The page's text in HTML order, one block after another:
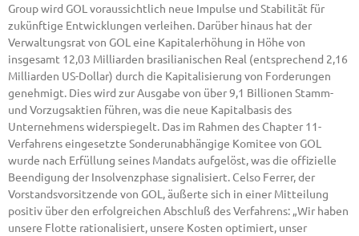
Group wird GOL voraussichtlich neue Impulse und Stabilität für
zukünftige Entwicklungen verleihen. Darüber hinaus hat der
Verwaltungsrat von GOL eine Kapitalerhöhung in Höhe von
insgesamt 12,03 Milliarden brasilianischen Real (entsprechend 2,16
Milliarden US-Dollar) durch die Kapitalisierung von Forderungen
genehmigt. Dies wird zur Ausgabe von über 9,1 Billionen Stamm-
und Vorzugsaktien führen, was die neue Kapitalbasis des
Unternehmens widerspiegelt. Das im Rahmen des Chapter 11-
Verfahrens eingesetzte Sonderunabhängige Komitee von GOL
wurde nach Erfüllung seines Mandats aufgelöst, was die offizielle
Beendigung der Insolvenzphase signalisiert. Celso Ferrer, der
Vorstandsvorsitzende von GOL, äußerte sich in einer Mitteilung
positiv über den erfolgreichen Abschluß des Verfahrens: „Wir haben
unsere Flotte rationalisiert, unsere Kosten optimiert, unser